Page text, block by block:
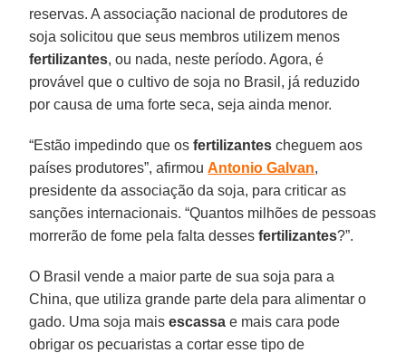
reservas. A associação nacional de produtores de
soja solicitou que seus membros utilizem menos
fertilizantes, ou nada, neste período. Agora, é
provável que o cultivo de soja no Brasil, já reduzido
por causa de uma forte seca, seja ainda menor.
“Estão impedindo que osfertilizantes cheguem aos
países produtores”, afirmouAntonio Galvan,
presidente da associação da soja, para criticar as
sanções internacionais. “Quantos milhões de pessoas
morrerão de fome pela falta dessesfertilizantes?”.
O Brasil vende a maior parte de sua soja para a
China, que utiliza grande parte dela para alimentar o
gado. Uma soja maisescassa e mais cara pode
obrigar os pecuaristas a cortar esse tipo de